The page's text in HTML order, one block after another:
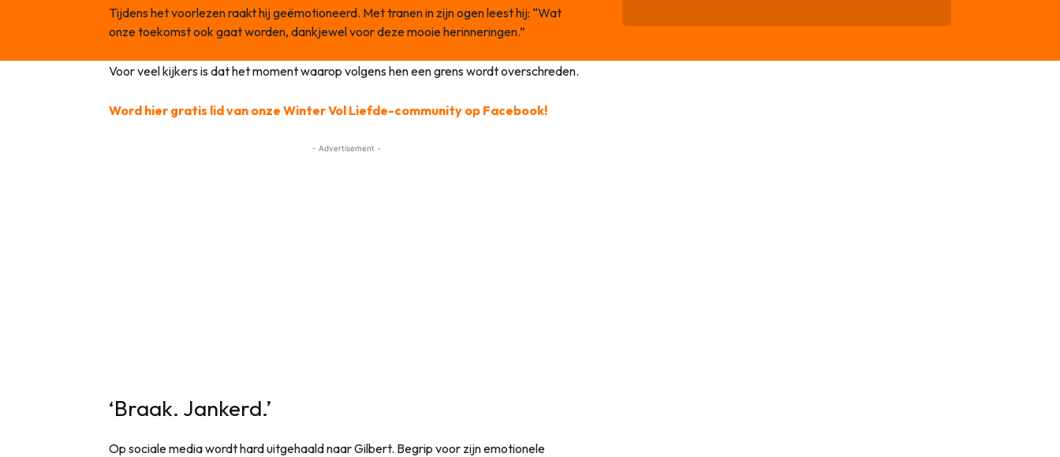
Tijdens het voorlezen raakt hij geëmotioneerd. Met tranen in zijn ogen leest hij: “Wat
onze toekomst ook gaat worden, dankjewel voor deze mooie herinneringen.”
Voor veel kijkers is dat het moment waarop volgens hen een grens wordt overschreden.
Word hier gratis lid van onze Winter Vol Liefde-community op Facebook!
- Advertisement -
‘Braak. Jankerd.’
Op sociale media wordt hard uitgehaald naar Gilbert. Begrip voor zijn emotionele